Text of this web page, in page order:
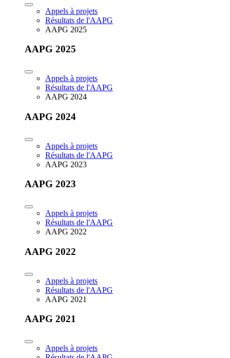
Appels à projets
Résultats de l'AAPG
AAPG 2025
AAPG 2025
Appels à projets
Résultats de l'AAPG
AAPG 2024
AAPG 2024
Appels à projets
Résultats de l'AAPG
AAPG 2023
AAPG 2023
Appels à projets
Résultats de l'AAPG
AAPG 2022
AAPG 2022
Appels à projets
Résultats de l'AAPG
AAPG 2021
AAPG 2021
Appels à projets